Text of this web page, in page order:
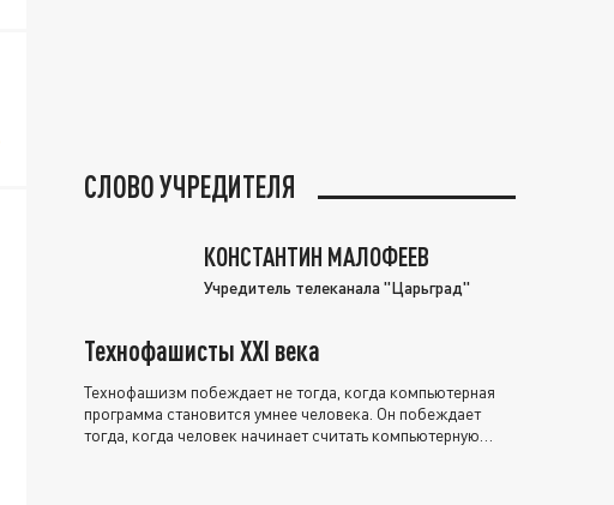
СЛОВО УЧРЕДИТЕЛЯ
КОНСТАНТИН МАЛОФЕЕВ
Учредитель телеканала "Царьград"
Технофашисты XXI века
Технофашизм побеждает не тогда, когда компьютерная
программа становится умнее человека. Он побеждает
тогда, когда человек начинает считать компьютерную